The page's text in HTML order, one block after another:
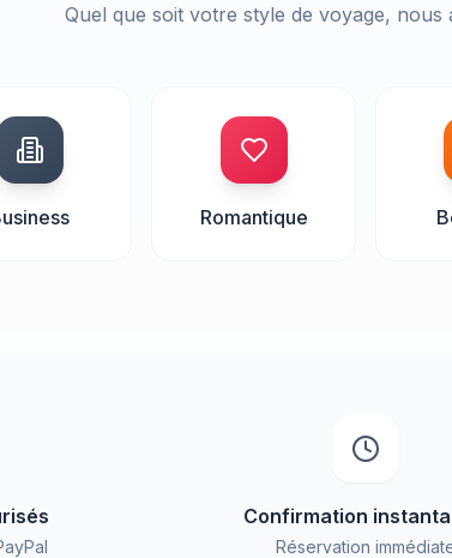
Quel que soit votre style de voyage,
Romantique
Confirmation
Réservation